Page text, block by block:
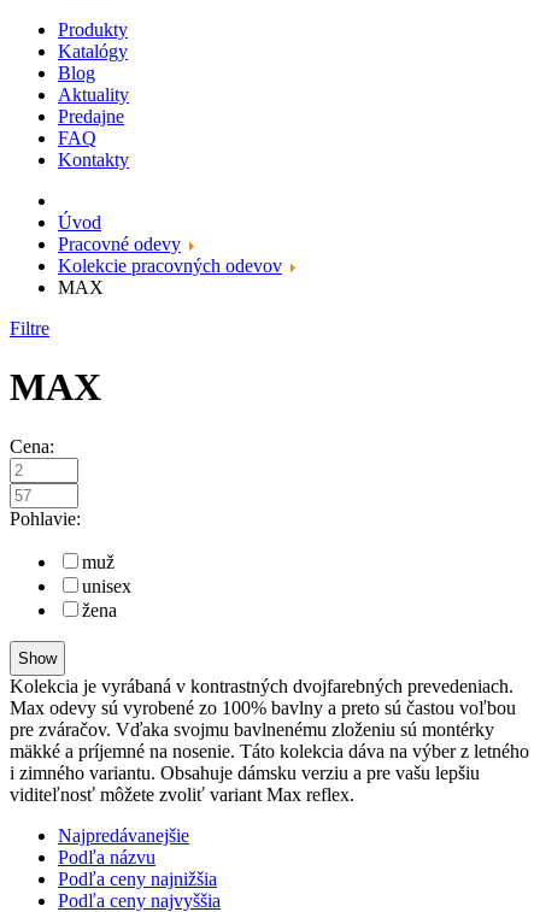
Produkty
Katalógy
Blog
Aktuality
Predajne
FAQ
Kontakty
Úvod
Pracovné odevy
Kolekcie pracovných odevov
MAX
Filtre
MAX
Cena:
Pohlavie:
muž
unisex
žena
Kolekcia je vyrábaná v kontrastných dvojfarebných prevedeniach.
Max odevy sú vyrobené zo 100% bavlny a preto sú častou voľbou
pre zváračov. Vďaka svojmu bavlnenému zloženiu sú montérky
mäkké a príjemné na nosenie. Táto kolekcia dáva na výber z letného
i zimného variantu. Obsahuje dámsku verziu a pre vašu lepšiu
viditeľnosť môžete zvoliť variant Max reflex.
Najpredávanejšie
Podľa názvu
Podľa ceny najnižšia
Podľa ceny najvyššia